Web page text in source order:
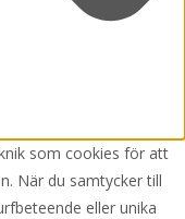
som cookies för att
När du samtycker till
eller unika